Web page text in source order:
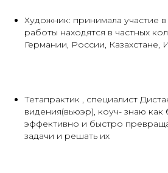
Художник: принимала участие
работы находятся в частных
Германии, России, Казахстане,
Тетапрактик , специалист
видения(вьюэр), коуч- знаю как
эффективно и быстро
задачи и решать их